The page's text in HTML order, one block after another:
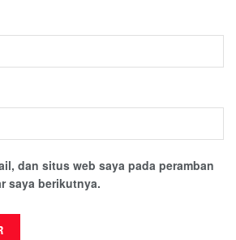
dan situs web saya pada peramban
saya berikutnya.